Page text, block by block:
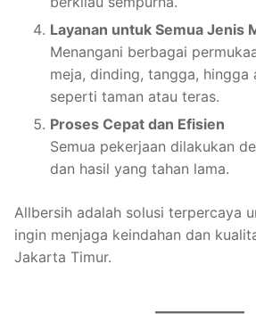
Layanan untuk Semua Jenis
Menangani berbagai
meja, dinding, tangga, hingga
seperti taman atau teras.
Proses Cepat dan Efisien
Semua pekerjaan dilakukan
dan hasil yang tahan lama.
Allbersih adalah solusi terpercaya
ingin menjaga keindahan dan
Jakarta Timur.